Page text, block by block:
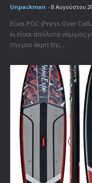
Unpackman - 8 Αυγούστου
Είναι POC (Press Over
κι είναι απόλυτα νόμιμος
την μια άκρη της...